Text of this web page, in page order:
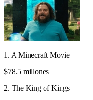
1. A Minecraft Movie
$78.5 millones
2. The King of Kings